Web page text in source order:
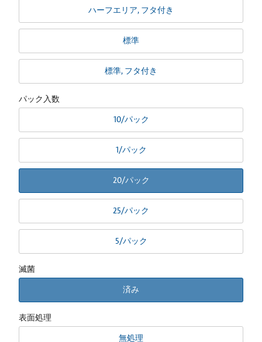
ハーフエリア, フタ付き
標準
標準, フタ付き
パック入数
10/パック
1/パック
20/パック
25/パック
5/パック
滅菌
済み
表面処理
無処理